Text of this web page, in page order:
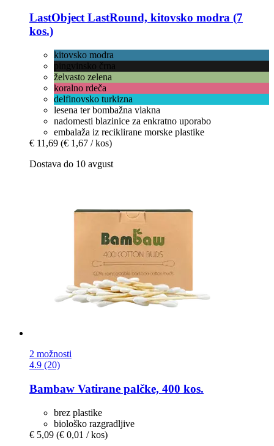
LastObjectLastRound, kitovsko modra (7
kos.)
kitovsko modra
pingvinsko črna
želvasto zelena
koralno rdeča
delfinovsko turkizna
lesena ter bombažna vlakna
nadomesti blazinice za enkratno uporabo
embalaža iz reciklirane morske plastike
€ 11,69 (€ 1,67 / kos)
Dostava do 10 avgust
2 možnosti
4.9 (20)
Bambaw Vatirane palčke, 400 kos.
brez plastike
biološko razgradljive
€ 5,09 (€ 0,01 / kos)